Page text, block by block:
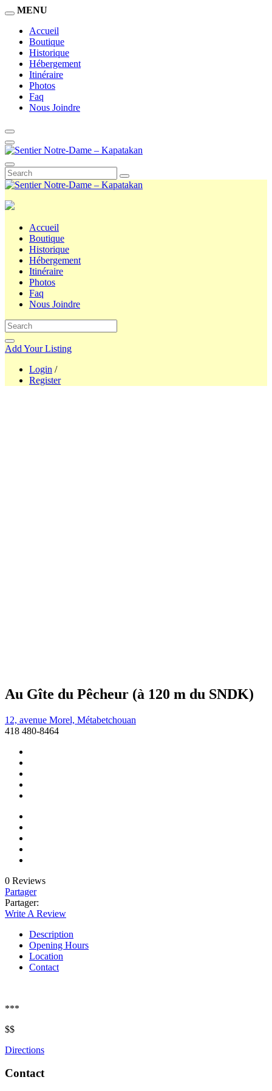
MENU
Accueil
Boutique
Historique
Hébergement
Itinéraire
Photos
Faq
Nous Joindre
Accueil
Boutique
Historique
Hébergement
Itinéraire
Photos
Faq
Nous Joindre
Add Your Listing
Login /
Register
Au Gîte du Pêcheur (à 120 m du SNDK)
12, avenue Morel, Métabetchouan
418 480-8464
0 Reviews
Partager
Partager:
Write A Review
Description
Opening Hours
Location
Contact
***
$$
Directions
Contact